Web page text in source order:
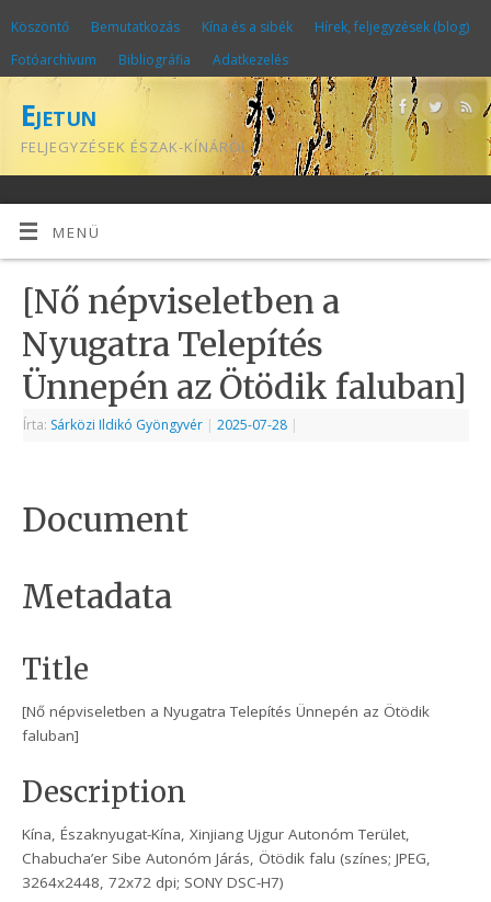
Köszöntő Bemutatkozás Kína és a sibék
Hírek, feljegyzések (blog)
Fotóarchívum
Bibliográfia Adatkezelés
Ejetun
FELJEGYZÉSEK ÉSZAK-KÍNÁRÓL
MENÜ
[Nő népviseletben a
Nyugatra Telepítés
Ünnepén az Ötödik faluban]
Írta: Sárközi Ildikó Gyöngyvér | 2025-07-28 |
Document
Metadata
Title
[Nő népviseletben a Nyugatra Telepítés Ünnepén az Ötödik
faluban]
Description
Kína, Északnyugat-Kína, Xinjiang Ujgur Autonóm Terület,
Chabucha’er Sibe Autonóm Járás, Ötödik falu (színes; JPEG,
3264x2448, 72x72 dpi; SONY DSC-H7)